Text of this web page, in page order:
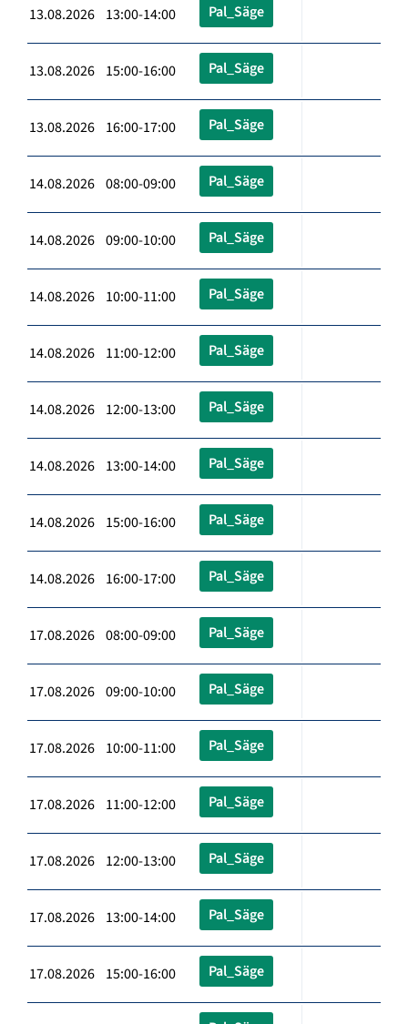
13.08.2026 13:00-14:00 Pal_Säge
13.08.2026 15:00-16:00 Pal_Säge
13.08.2026 16:00-17:00 Pal_Säge
14.08.2026 08:00-09:00 Pal_Säge
14.08.2026 09:00-10:00 Pal_Säge
14.08.2026 10:00-11:00 Pal_Säge
14.08.2026 11:00-12:00 Pal_Säge
14.08.2026 12:00-13:00 Pal_Säge
14.08.2026 13:00-14:00 Pal_Säge
14.08.2026 15:00-16:00 Pal_Säge
14.08.2026 16:00-17:00 Pal_Säge
17.08.2026 08:00-09:00 Pal_Säge
17.08.2026 09:00-10:00 Pal_Säge
17.08.2026 10:00-11:00 Pal_Säge
17.08.2026 11:00-12:00 Pal_Säge
17.08.2026 12:00-13:00 Pal_Säge
17.08.2026 13:00-14:00 Pal_Säge
17.08.2026 15:00-16:00 Pal_Säge